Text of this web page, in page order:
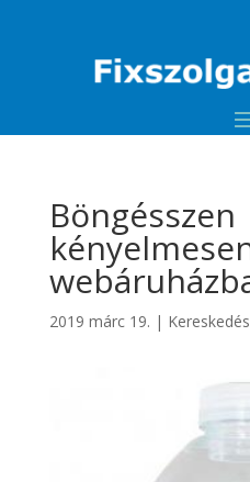
Böngésszen
2019 márc 19. | Kereskedés